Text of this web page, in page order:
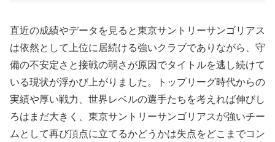
直近の成績やデータを見ると東京サントリーサンゴリアス
は依然として上位に居続ける強いクラブでありながら、守
備の不安定さと接戦の弱さが原因でタイトルを逃し続けて
いる現状が浮かび上がりました。トップリーグ時代からの
実績や厚い戦力、世界レベルの選手たちを考えれば伸びし
ろはまだ大きく、東京サントリーサンゴリアスが強いチー
ムとして再び頂点に立てるかどうかは失点をどこまでコン